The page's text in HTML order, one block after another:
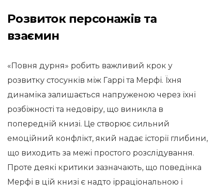
Розвиток персонажів та
взаємин
«Повня дурня» робить важливий крок у
розвитку стосунків між Гаррі та Мерфі. Їхня
динаміка залишається напруженою через їхні
розбіжності та недовіру, що виникла в
попередній книзі. Це створює сильний
емоційний конфлікт, який надає історії глибини,
що виходить за межі простого розслідування.
Проте деякі критики зазначають, що поведінка
Мерфі в цій книзі є надто ірраціональною і